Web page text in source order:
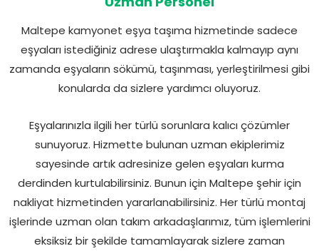
Maltepe kamyonet eşya taşıma hizmetinde sadece
eşyaları istediğiniz adrese ulaştırmakla kalmayıp aynı
zamanda eşyaların sökümü, taşınması, yerleştirilmesi gibi
konularda da sizlere yardımcı oluyoruz.
Eşyalarınızla ilgili her türlü sorunlara kalıcı çözümler
sunuyoruz. Hizmette bulunan uzman ekiplerimiz
sayesinde artık adresinize gelen eşyaları kurma
derdinden kurtulabilirsiniz. Bunun için Maltepe şehir için
nakliyat hizmetinden yararlanabilirsiniz. Her türlü montaj
işlerinde uzman olan takım arkadaşlarımız, tüm işlemlerini
eksiksiz bir şekilde tamamlayarak sizlere zaman